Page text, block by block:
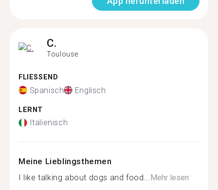
C.
Toulouse
FLIESSEND
Spanisch Englisch
LERNT
Italienisch
Meine Lieblingsthemen
I like talking about dogs and food...Mehr lesen